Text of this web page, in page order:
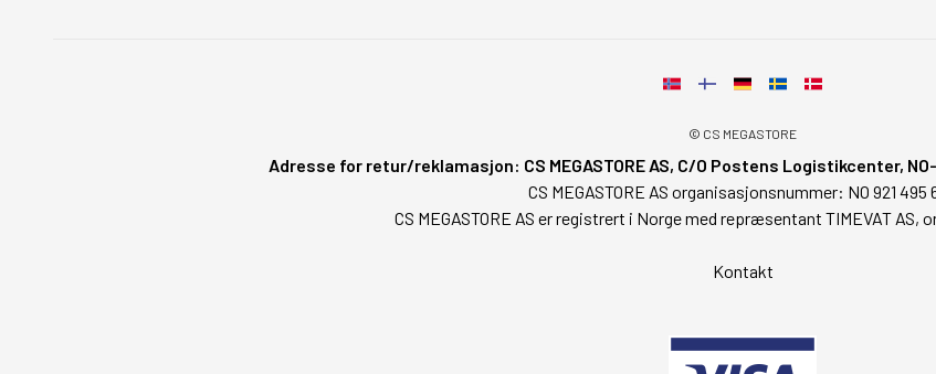
© CS MEGASTORE
Adresse for retur/reklamasjon: CS MEGASTORE AS, C/O Postens Logistikcenter,
CS MEGASTORE AS organisasjonsnummer: NO 921 495
CS MEGASTORE AS er registrert i Norge med repræsentant TIMEVAT AS,
Kontakt